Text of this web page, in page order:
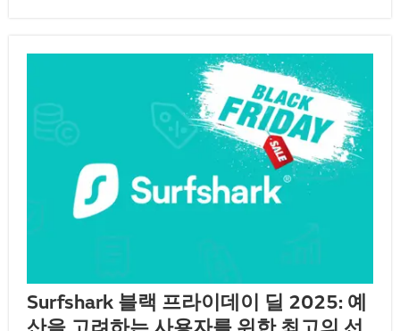
Surfshark 블랙 프라이데이 딜 2025: 예